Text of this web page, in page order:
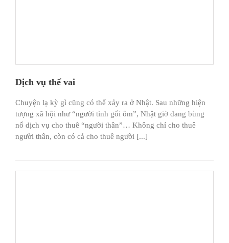
Dịch vụ thế vai
Chuyện lạ kỳ gì cũng có thể xảy ra ở Nhật. Sau những hiện
tượng xã hội như “người tình gối ôm”, Nhật giờ đang bùng
nổ dịch vụ cho thuê “người thân”… Không chỉ cho thuê
người thân, còn có cả cho thuê người [...]